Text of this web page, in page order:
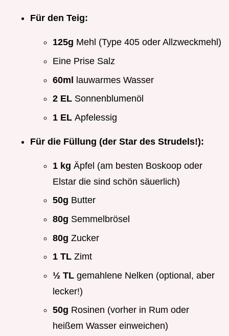
Für den Teig:
125g Mehl (Type 405 oder Allzweckmehl)
Eine Prise Salz
60ml lauwarmes Wasser
2 EL Sonnenblumenöl
1 EL Apfelessig
Für die Füllung (der Star des Strudels!):
1 kg Äpfel (am besten Boskoop oder
Elstar die sind schön säuerlich)
50g Butter
80g Semmelbrösel
80g Zucker
1 TL Zimt
½ TL gemahlene Nelken (optional, aber
lecker!)
50g Rosinen (vorher in Rum oder
heißem Wasser einweichen)